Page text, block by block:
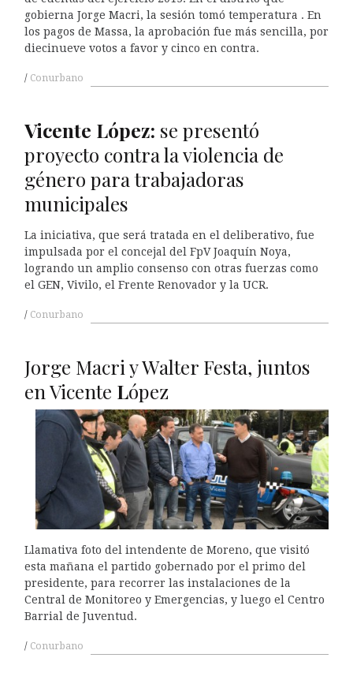
gobierna Jorge Macri, la sesión tomó temperatura . En
los pagos de Massa, la aprobación fue más sencilla, por
diecinueve votos a favor y cinco en contra.
Conurbano
Vicente López: se presentó
proyecto contra la violencia de
género para trabajadoras
municipales
La iniciativa, que será tratada en el deliberativo, fue
impulsada por el concejal del FpV Joaquín Noya,
logrando un amplio consenso con otras fuerzas como
el GEN, Vivilo, el Frente Renovador y la UCR.
Conurbano
Jorge Macri y Walter Festa, juntos
en Vicente López
Llamativa foto del intendente de Moreno, que visitó
esta mañana el partido gobernado por el primo del
presidente, para recorrer las instalaciones de la
Central de Monitoreo y Emergencias, y luego el Centro
Barrial de Juventud.
Conurbano